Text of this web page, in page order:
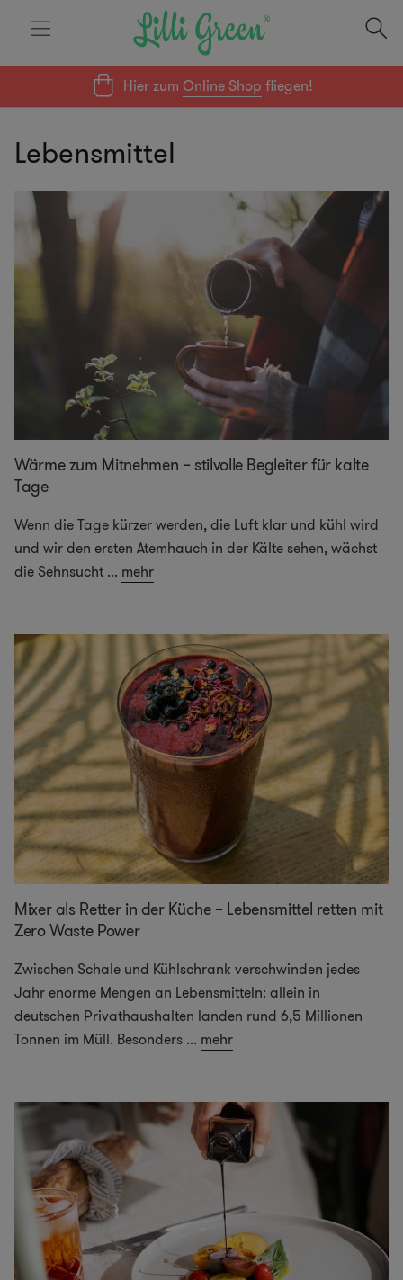
Hier zumOnline Shop fliegen!
Lebensmittel
Wärme zum Mitnehmen – stilvolle Begleiter für kalte
Tage
Wenn die Tage kürzer werden, die Luft klar und kühl wird
und wir den ersten Atemhauch in der Kälte sehen, wächst
die Sehnsucht ... mehr
Mixer als Retter in der Küche – Lebensmittel retten mit
Zero Waste Power
Zwischen Schale und Kühlschrank verschwinden jedes
Jahr enorme Mengen an Lebensmitteln: allein in
deutschen Privathaushalten landen rund 6,5 Millionen
Tonnen im Müll. Besonders ... mehr